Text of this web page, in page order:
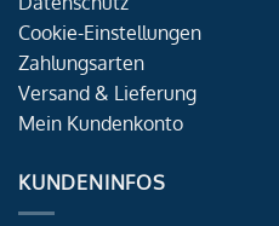
Cookie-Einstellungen
Zahlungsarten
Versand & Lieferung
Mein Kundenkonto
KUNDENINFOS